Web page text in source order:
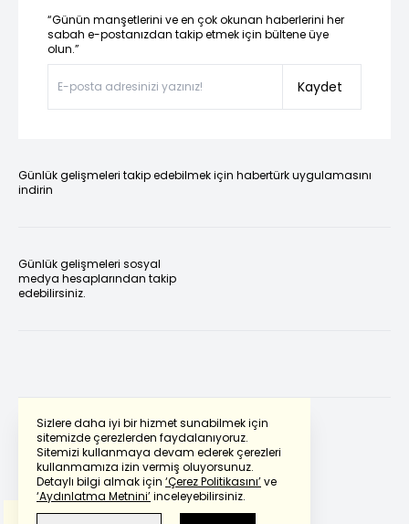
Sizlere daha iyi bir hizmet sunabilmek için
sitemizde çerezlerden faydalanıyoruz.
Sitemizi kullanmaya devam ederek çerezleri
kullanmamıza izin vermiş oluyorsunuz.
Detaylı bilgi almak için ‘Çerez Politikasını’ve
‘Aydınlatma Metnini’inceleyebilirsiniz.
“Günün manşetlerini ve en çok okunan haberlerini her
sabah e-postanızdan takip etmek için bültene üye
olun.”
Kaydet
Günlük gelişmeleri takip edebilmek için habertürk uygulamasını
indirin
Günlük gelişmeleri sosyal
medya hesaplarından takip
edebilirsiniz.
Powered by Translate
Bu çevirideGoogle Transletekullanılmıştır.